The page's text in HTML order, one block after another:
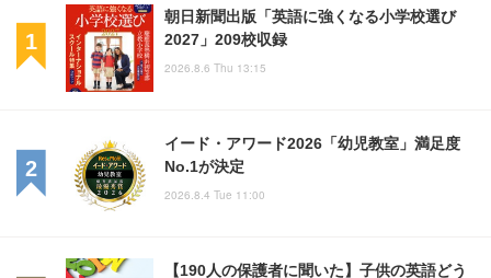
朝日新聞出版「英語に強くなる小学校選び
2027」209校収録
2026.8.6 Thu 13:15
イード・アワード2026「幼児教室」満足度
No.1が決定
2026.8.4 Tue 11:00
【190人の保護者に聞いた】子供の英語どう